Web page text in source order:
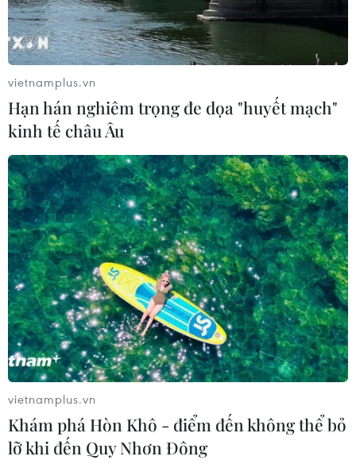
vietnamplus.vn
Hạn hán nghiêm trọng đe dọa "huyết mạch"
kinh tế châu Âu
vietnamplus.vn
Khám phá Hòn Khô - điểm đến không thể bỏ
lỡ khi đến Quy Nhơn Đông